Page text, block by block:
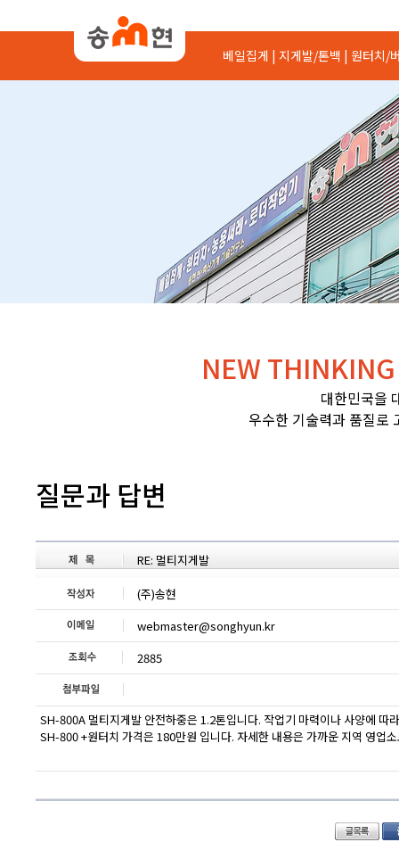
베일집게 | 지게발/톤백 | 원터치/
NEW
대한민국을
우수한 기술력과 품질로
질문과 답변
RE: 멀티지게발
(주)송현
webmaster@songhyun.kr
2885
SH-800A 멀티지게발 안전하중은 1.2톤입니다. 작업기 마력이나 사양에 따
SH-800 +원터치 가격은 180만원 입니다. 자세한 내용은 가까운 지역 영업